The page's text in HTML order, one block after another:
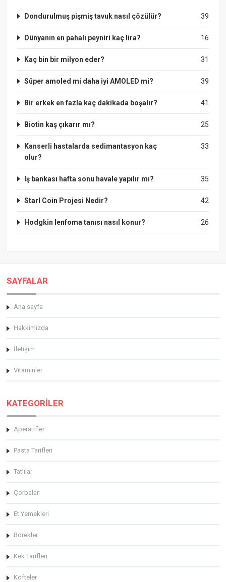
39
Dondurulmuş pişmiş tavuk nasıl çözülür?
16
Dünyanın en pahalı peyniri kaç lira?
31
Kaç bin bir milyon eder?
39
Süper amoled mi daha iyi AMOLED mi?
41
Bir erkek en fazla kaç dakikada boşalır?
25
Biotin kaş çıkarır mı?
33
Kanserli hastalarda sedimantasyon kaç
olur?
35
Iş bankası hafta sonu havale yapılır mı?
42
Starl Coin Projesi Nedir?
26
Hodgkin lenfoma tanısı nasıl konur?
SAYFALAR
Ana sayfa
Hakkimizda
İletişim
Vitaminler
KATEGORİLER
Aperatifler
Pasta Tarifleri
Tatlılar
Çorbalar
Et Yemekleri
Börekler
Kek Tarifleri
Köfteler